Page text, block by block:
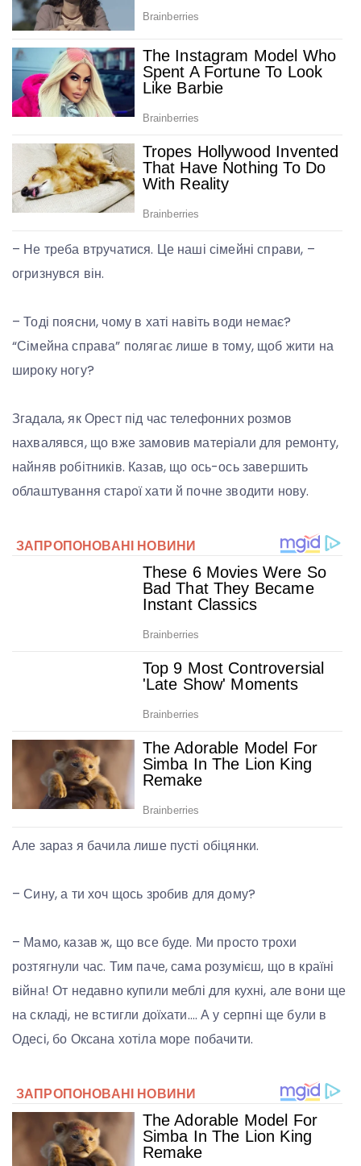
– Не треба втручатися. Це наші сімейні справи, –
огризнувся він.
– Тоді поясни, чому в хаті навіть води немає?
“Сімейна справа” полягає лише в тому, щоб жити на
широку ногу?
Згадала, як Орест під час телефонних розмов
нахвалявся, що вже замовив матеріали для ремонту,
найняв робітників. Казав, що ось-ось завершить
облаштування старої хати й почне зводити нову.
Але зараз я бачила лише пусті обіцянки.
– Сину, а ти хоч щось зробив для дому?
– Мамо, казав ж, що все буде. Ми просто трохи
розтягнули час. Тим паче, сама розумієш, що в країні
війна! От недавно купили меблі для кухні, але вони ще
на складі, не встигли доїхати…. А у серпні ще були в
Одесі, бо Оксана хотіла море побачити.